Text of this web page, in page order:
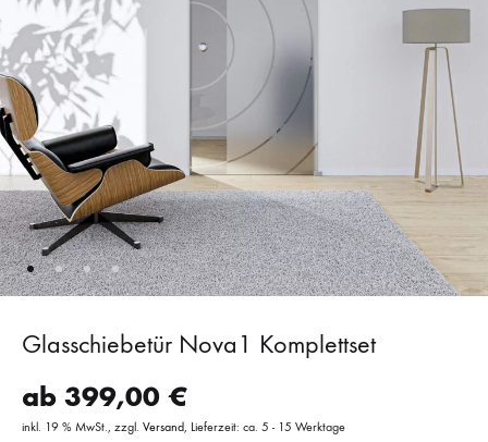
Glasschiebetür Nova1 Komplettset
ab 399,00 €
inkl. 19 % MwSt. zzgl. Versand Lieferzeit: ca. 5 - 15 Werktage